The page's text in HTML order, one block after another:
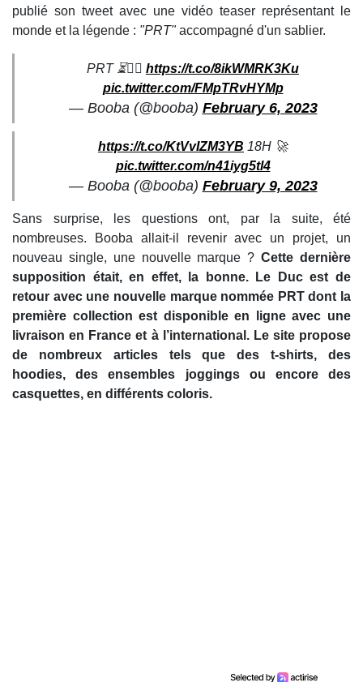
publié son tweet avec une vidéo teaser représentant le
monde et la légende : "PRT"accompagné d'un sablier.
PRT ⏳🏴‍☠️ https://t.co/8ikWMRK3Ku
pic.twitter.com/FMpTRvHYMp
— Booba (@booba) February 6, 2023
https://t.co/KtVvIZM3YB 18H 🚀
pic.twitter.com/n41iyg5tl4
— Booba (@booba) February 9, 2023
Sans surprise, les questions ont, par la suite, été
nombreuses. Booba allait-il revenir avec un projet, un
nouveau single, une nouvelle marque ?Cette dernière
supposition était, en effet, la bonne. Le Duc est de
retour avec une nouvelle marque nommée PRT dont la
première collection est disponible en ligne avec une
livraison en France et à l’international. Le site propose
de nombreux articles tels que des t-shirts, des
hoodies, des ensembles joggings ou encore des
casquettes, en différents coloris.